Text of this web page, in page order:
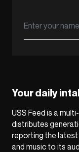
Your daily
USS Feed is a
distributes
reporting the latest
and music to its